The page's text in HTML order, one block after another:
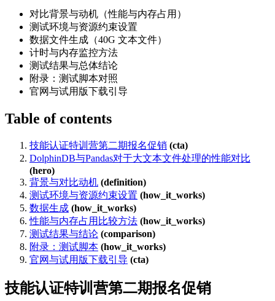
对比背景与动机（性能与内存占用）
测试环境与资源约束设置
数据文件生成（40G 文本文件）
计时与内存监控方法
测试结果与总体结论
附录：测试脚本对照
官网与试用版下载引导
Table of contents
技能认证特训营第二期报名促销 (cta)
DolphinDB与Pandas对于大文本文件处理的性能对比
(hero)
背景与对比动机 (definition)
测试环境与资源约束设置 (how_it_works)
数据生成 (how_it_works)
性能与内存占用比较方法 (how_it_works)
测试结果与结论 (comparison)
附录：测试脚本 (how_it_works)
官网与试用版下载引导 (cta)
技能认证特训营第二期报名促销